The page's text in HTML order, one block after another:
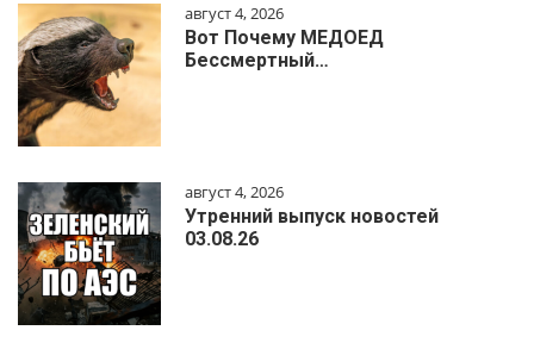
август 4, 2026
Вот Почему МЕДОЕД
Бессмертный…
август 4, 2026
Утренний выпуск новостей
03.08.26